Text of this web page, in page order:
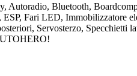
Bluetooth,
Fari LED, Immobilizzatore
Servosterzo, Specchietti